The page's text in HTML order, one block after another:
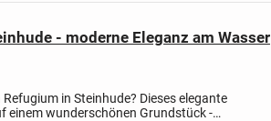
- moderne Eleganz am Wasser
in Steinhude? Dieses elegante
einem wunderschönen Grundstück -